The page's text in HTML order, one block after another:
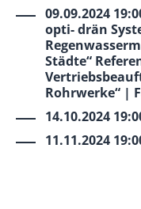
09.09.2024
opti- drän
Städte“
Rohrwerke“ |
14.10.2024
11.11.2024